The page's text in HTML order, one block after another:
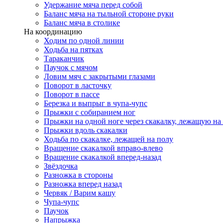
Удержание мяча перед собой
Баланс мяча на тыльной стороне руки
Баланс мяча в столике
На координацию
Ходим по одной линии
Ходьба на пятках
Тараканчик
Паучок с мячом
Ловим мяч с закрытыми глазами
Поворот в ласточку
Поворот в пассе
Березка и выпрыг в чупа-чупс
Прыжки с собиранием ног
Прыжки на одной ноге через скакалку, лежащую на
Прыжки вдоль скакалки
Ходьба по скакалке, лежащей на полу
Вращение скакалкой вправо-влево
Вращение скакалкой вперед-назад
Звёздочка
Разножка в стороны
Разножка вперед назад
Червяк / Варим кашу
Чупа-чупс
Паучок
Напрыжка